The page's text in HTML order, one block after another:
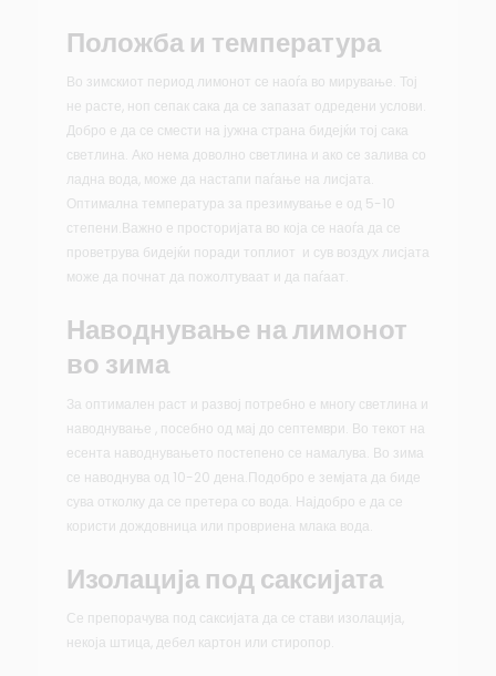
Положба и температура
Во зимскиот период лимонот се наоѓа во мирување. Тој
не расте, ноп сепак сака да се запазат одредени услови.
Добро е да се смести на јужна страна бидејќи тој сака
светлина. Ако нема доволно светлина и ако се залива со
ладна вода, може да настапи паѓање на лисјата.
Оптимална температура за презимување е од 5-10
степени.Важно е просторијата во која се наоѓа да се
проветрува бидејќи поради топлиот и сув воздух лисјата
може да почнат да пожолтуваат и да паѓаат.
Наводнување на лимонот
во зима
За оптимален раст и развој потребно е многу светлина и
наводнување , посебно од мај до септември. Во текот на
есента наводнувањето постепено се намалува. Во зима
се наводнува од 10-20 дена.Подобро е земјата да биде
сува отколку да се претера со вода. Најдобро е да се
користи дождовница или провриена млака вода.
Изолација под саксијата
Се препорачува под саксијата да се стави изолација,
некоја штица, дебел картон или стиропор.